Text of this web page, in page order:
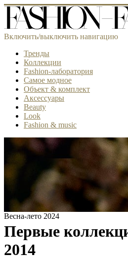
Включить/выключить навигацию
Тренды
Коллекции
Fashion-лаборатория
Самое модное
Объект & комплект
Аксессуары
Beauty
Look
Fashion & music
Весна-лето 2024
Первые
2014